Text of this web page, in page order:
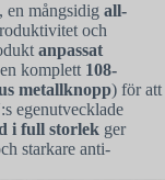
, en mångsidig all-
och
anpassat
komplett 108-
metallknopp) för att
egenutvecklade
i full storlek ger
starkare anti-